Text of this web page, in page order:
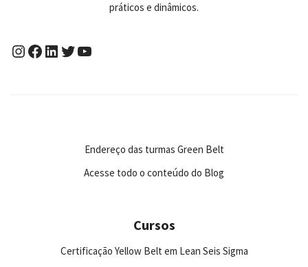
práticos e dinâmicos.
Endereço das turmas Green Belt
Acesse todo o conteúdo do Blog
Cursos
Certificação Yellow Belt em Lean Seis Sigma